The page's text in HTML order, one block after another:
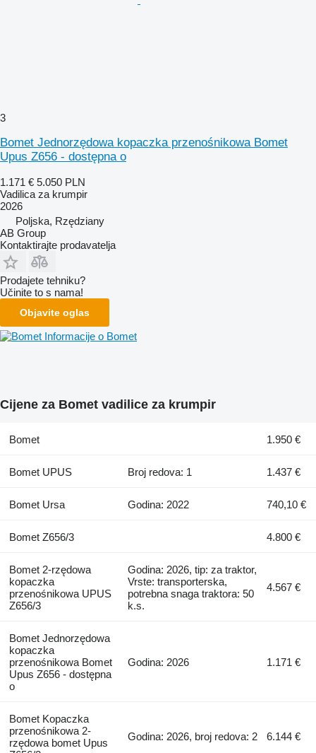
3
Bomet Jednorzędowa kopaczka przenośnikowa Bomet
Upus Z656 - dostępna o
1.171 € 5.050 PLN
Vadilica za krumpir
2026
Poljska, Rzędziany
AB Group
Kontaktirajte prodavatelja
Prodajete tehniku?
Učinite to s nama!
Objavite oglas
Informacije o Bomet
Cijene za Bomet vadilice za krumpir
Bomet 1.950 €
Bomet UPUS Broj redova: 1 1.437 €
Bomet Ursa Godina: 2022 740,10 €
Bomet Z656/3 4.800 €
Bomet 2-rzędowa
kopaczka
przenośnikowa UPUS
Z656/3
Godina: 2026, tip: za traktor,
Vrste: transporterska,
potrebna snaga traktora: 50
k.s.
4.567 €
Bomet Jednorzędowa
kopaczka
przenośnikowa Bomet
Upus Z656 - dostępna
o
Godina: 2026 1.171 €
Bomet Kopaczka
przenośnikowa 2-
rzędowa bomet Upus
Godina: 2026, broj redova: 2 6.144 €